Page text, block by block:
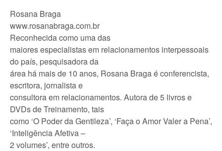
Rosana Braga
www.rosanabraga.com.br
Reconhecida como uma das
maiores especialistas em relacionamentos interpessoais
do país, pesquisadora da
área há mais de 10 anos, Rosana Braga é conferencista,
escritora, jornalista e
consultora em relacionamentos. Autora de 5 livros e
DVDs de Treinamento, tais
como ‘O Poder da Gentileza’, ‘Faça o Amor Valer a Pena’,
‘Inteligência Afetiva –
2 volumes’, entre outros.